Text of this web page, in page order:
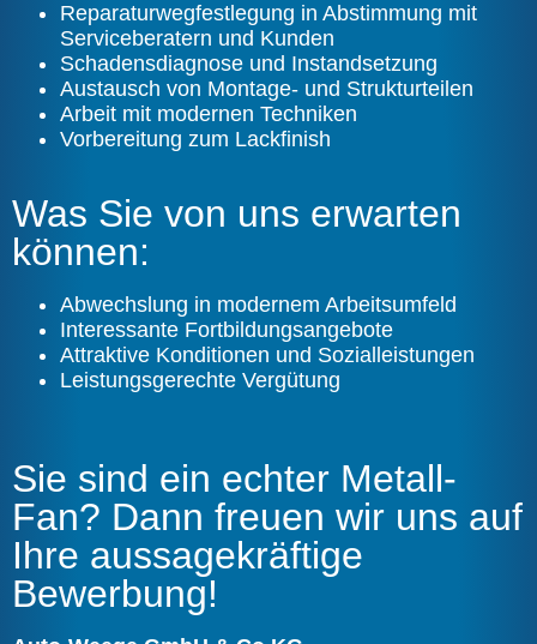
Reparaturwegfestlegung in Abstimmung mit
Serviceberatern und Kunden
Schadensdiagnose und Instandsetzung
Austausch von Montage- und Strukturteilen
Arbeit mit modernen Techniken
Vorbereitung zum Lackfinish
Was Sie von uns erwarten
können:
Abwechslung in modernem Arbeitsumfeld
Interessante Fortbildungsangebote
Attraktive Konditionen und Sozialleistungen
Leistungsgerechte Vergütung
Sie sind ein echter Metall-
Fan? Dann freuen wir uns auf
Ihre aussagekräftige
Bewerbung!